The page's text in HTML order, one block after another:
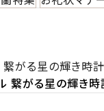
繋がる星の輝き時計
繋がる星の輝き時